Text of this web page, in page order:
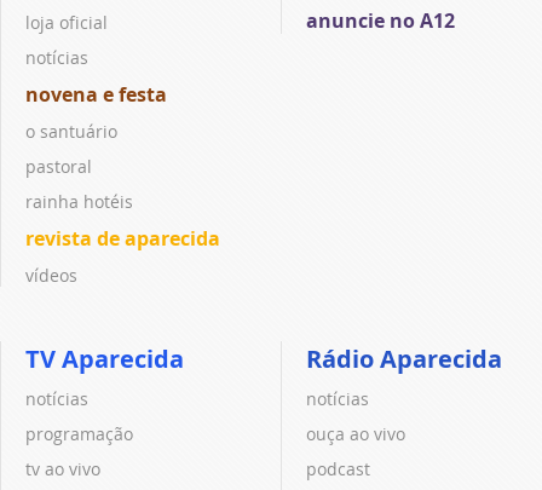
loja oficial
notícias
novena e festa
o santuário
pastoral
rainha hotéis
revista de aparecida
vídeos
anuncie no A12
TV Aparecida
notícias
programação
tv ao vivo
Rádio Aparecida
notícias
ouça ao vivo
podcast